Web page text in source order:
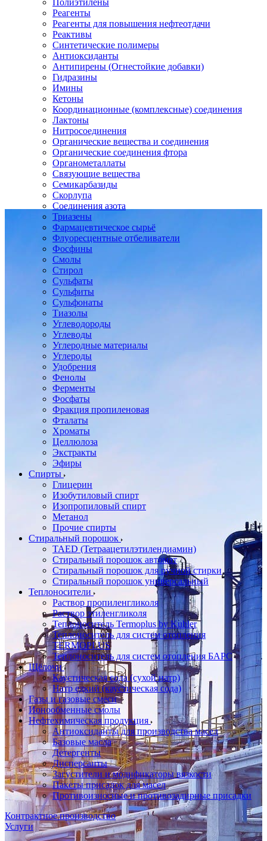
Полиэтилены
Реагенты
Реагенты для повышения нефтеотдачи
Реактивы
Синтетические полимеры
Антиоксиданты
Антипирены (Огнестойкие добавки)
Гидразины
Имины
Кетоны
Координационные (комплексные) соединения
Лактоны
Нитросоединения
Органические вещества и соединения
Органические соединения фтора
Органометаллаты
Связующие вещества
Семикарбазиды
Скорлупа
Соединения азота
Триазены
Фармацевтическое сырьё
Флуоресцентные отбеливатели
Фосфины
Смолы
Стирол
Сульфаты
Сульфиты
Сульфонаты
Тиазолы
Углеводороды
Углеводы
Углеродные материалы
Углероды
Удобрения
Фенолы
Ферменты
Фосфаты
Фракция пропиленовая
Фталаты
Хроматы
Целлюлоза
Экстракты
Эфиры
Спирты
Глицерин
Изобутиловый спирт
Изопропиловый спирт
Метанол
Прочие спирты
Стиральный порошок
TAED (Тетраацетилэтилендиамин)
Стиральный порошок автомат
Стиральный порошок для ручной стирки
Стиральный порошок универсальный
Теплоносители
Раствор пропиленгликоля
Раствор этиленгликоля
Теплоноситель Termoplus by Kuhler
Теплоноситель для систем отопления
TERMOPLUS
Теплоноситель для систем отопления БАРС
Щёлочи
Каустическая сода (сухой натр)
Натр едкий (каустическая сода)
Газы и газовые смеси
Ионообменные смолы
Нефтехимическая продукция
Антиоксиданты для производства масел
Базовые масла
Детергенты
Дисперсанты
Загустители и модификаторы вязкости
Пакеты присадок для масел
Противоизносные и противозадирные присадки
Контрактное производство
Услуги